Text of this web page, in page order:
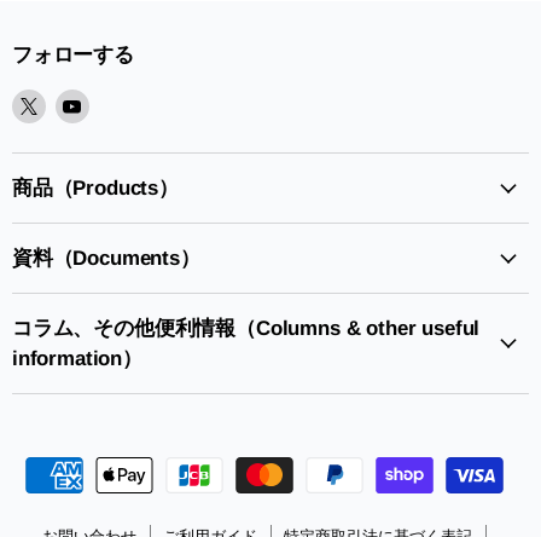
フォローする
X
見
つ
く
い
Youtube
見
つ
く
い
商品（Products）
資料（Documents）
コラム、その他便利情報（Columns & other useful
information）